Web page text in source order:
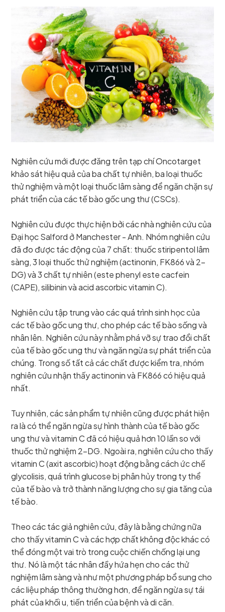
Nghiên cứu mới được đăng trên tạp chí Oncotarget
khảo sát hiệu quả của ba chất tự nhiên, ba loại thuốc
thử nghiệm và một loại thuốc lâm sàng để ngăn chặn sự
phát triển của các tế bào gốc ung thư (CSCs).
Nghiên cứu được thực hiện bởi các nhà nghiên cứu của
Đại học Salford ở Manchester - Anh. Nhóm nghiên cứu
đã đo được tác động của 7 chất: thuốc stiripentol lâm
sàng, 3 loại thuốc thử nghiệm (actinonin, FK866 và 2-
DG) và 3 chất tự nhiên (este phenyl este cacfein
(CAPE), silibinin và acid ascorbic vitamin C).
Nghiên cứu tập trung vào các quá trình sinh học của
các tế bào gốc ung thư, cho phép các tế bào sống và
nhân lên. Nghiên cứu này nhằm phá vỡ sự trao đổi chất
của tế bào gốc ung thư và ngăn ngừa sự phát triển của
chúng. Trong số tất cả các chất được kiểm tra, nhóm
nghiên cứu nhận thấy actinonin và FK866 có hiệu quả
nhất.
Tuy nhiên, các sản phẩm tự nhiên cũng được phát hiện
ra là có thể ngăn ngừa sự hình thành của tế bào gốc
ung thư và vitamin C đã có hiệu quả hơn 10 lần so với
thuốc thử nghiệm 2-DG. Ngoài ra, nghiên cứu cho thấy
vitamin C (axit ascorbic) hoạt động bằng cách ức chế
glycolisis, quá trình glucose bị phân hủy trong ty thể
của tế bào và trở thành năng lượng cho sự gia tăng của
tế bào.
Theo các tác giả nghiên cứu, đây là bằng chứng nữa
cho thấy vitamin C và các hợp chất không độc khác có
thể đóng một vai trò trong cuộc chiến chống lại ung
thư. Nó là một tác nhân đầy hứa hẹn cho các thử
nghiệm lâm sàng và như một phương pháp bổ sung cho
các liệu pháp thông thường hơn, để ngăn ngừa sự tái
phát của khối u, tiến triển của bệnh và di căn.